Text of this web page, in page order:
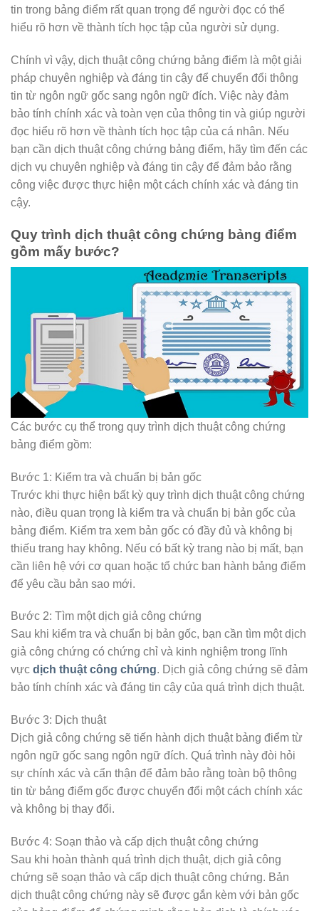
tin trong bảng điểm rất quan trọng để người đọc có thể
hiểu rõ hơn về thành tích học tập của người sử dụng.
Chính vì vậy, dịch thuật công chứng bảng điểm là một giải
pháp chuyên nghiệp và đáng tin cậy để chuyển đổi thông
tin từ ngôn ngữ gốc sang ngôn ngữ đích. Việc này đảm
bảo tính chính xác và toàn vẹn của thông tin và giúp người
đọc hiểu rõ hơn về thành tích học tập của cá nhân. Nếu
bạn cần dịch thuật công chứng bảng điểm, hãy tìm đến các
dịch vụ chuyên nghiệp và đáng tin cậy để đảm bảo rằng
công việc được thực hiện một cách chính xác và đáng tin
cậy.
Quy trình dịch thuật công chứng bảng điểm
gồm mấy bước?
Các bước cụ thể trong quy trình dịch thuật công chứng
bảng điểm gồm:
Bước 1: Kiểm tra và chuẩn bị bản gốc
Trước khi thực hiện bất kỳ quy trình dịch thuật công chứng
nào, điều quan trọng là kiểm tra và chuẩn bị bản gốc của
bảng điểm. Kiểm tra xem bản gốc có đầy đủ và không bị
thiếu trang hay không. Nếu có bất kỳ trang nào bị mất, bạn
cần liên hệ với cơ quan hoặc tổ chức ban hành bảng điểm
để yêu cầu bản sao mới.
Bước 2: Tìm một dịch giả công chứng
Sau khi kiểm tra và chuẩn bị bản gốc, bạn cần tìm một dịch
giả công chứng có chứng chỉ và kinh nghiệm trong lĩnh
vực dịch thuật công chứng. Dịch giả công chứng sẽ đảm
bảo tính chính xác và đáng tin cậy của quá trình dịch thuật.
Bước 3: Dịch thuật
Dịch giả công chứng sẽ tiến hành dịch thuật bảng điểm từ
ngôn ngữ gốc sang ngôn ngữ đích. Quá trình này đòi hỏi
sự chính xác và cẩn thận để đảm bảo rằng toàn bộ thông
tin từ bảng điểm gốc được chuyển đổi một cách chính xác
và không bị thay đổi.
Bước 4: Soạn thảo và cấp dịch thuật công chứng
Sau khi hoàn thành quá trình dịch thuật, dịch giả công
chứng sẽ soạn thảo và cấp dịch thuật công chứng. Bản
dịch thuật công chứng này sẽ được gắn kèm với bản gốc